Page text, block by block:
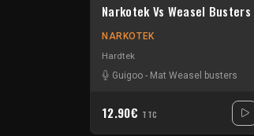
Narkotek Vs Weasel Busters
NARKOTEK
Hardtek
Guigoo - Mat Weasel busters
12.90€ TTC